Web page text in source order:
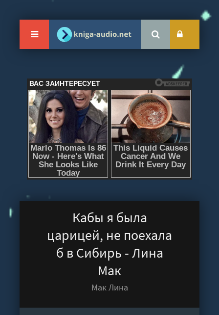
Кабы я была
царицей, не поехала
б в Сибирь - Лина
Мак
Мак Лина